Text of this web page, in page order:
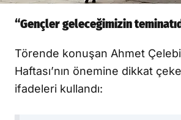
“Gençler geleceğimizin
Törende konuşan Ahmet
Haftası’nın önemine dikkat
ifadeleri kullandı: